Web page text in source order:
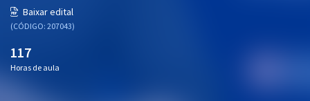
Baixar edital
(CÓDIGO: 207043)
117
Horas de aula